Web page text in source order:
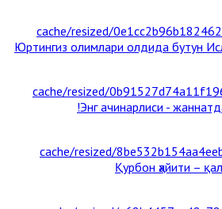
Юртингиз олимлари олдида бутун
Энг ачинарлиси -
Қурбон ҳайити –